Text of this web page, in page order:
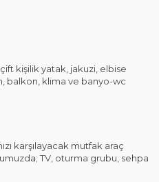
kişilik yatak, jakuzi, elbise
balkon, klima ve banyo-wc
karşılayacak mutfak araç
TV, oturma grubu, sehpa